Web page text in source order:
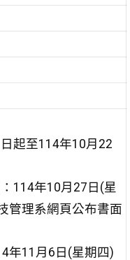
起至114年10月22
114年10月27日(星
管理系網頁公布書面
年11月6日(星期四)